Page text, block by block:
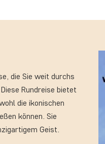
die Sie weit durchs
Rundreise bietet
die ikonischen
können. Sie
Geist.